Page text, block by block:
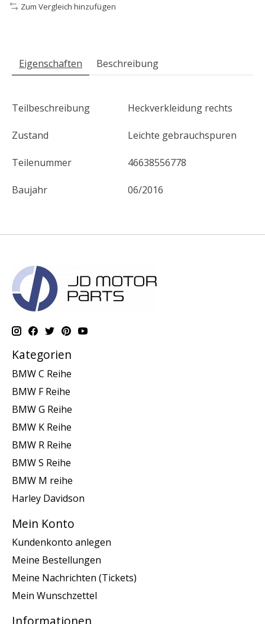
Zum Vergleich hinzufügen
Eigenschaften Beschreibung
Teilbeschreibung Heckverkleidung rechts
Zustand Leichte gebrauchspuren
Teilenummer 46638556778
Baujahr 06/2016
Kategorien
BMW C Reihe
BMW F Reihe
BMW G Reihe
BMW K Reihe
BMW R Reihe
BMW S Reihe
BMW M reihe
Harley Davidson
Mein Konto
Kundenkonto anlegen
Meine Bestellungen
Meine Nachrichten (Tickets)
Mein Wunschzettel